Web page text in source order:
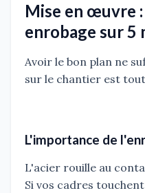
Mise en œuvre
enrobage sur 5
Avoir le bon plan ne
sur le chantier est
L'importance de
L'acier rouille au
Si vos cadres